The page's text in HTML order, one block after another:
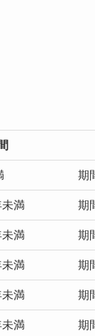
期
満 期
満 期
満 期
満 期
満 期